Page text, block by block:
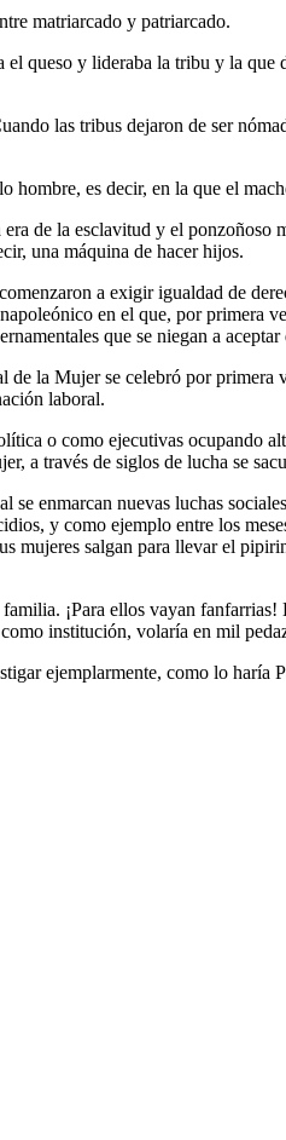
matriarcado y patriarcado.
queso y lideraba la tribu y la
las tribus dejaron de ser
es decir, en la que el
de la esclavitud y el
una máquina de hacer hijos.
a exigir igualdad de
en el que, por primera
que se niegan a
la Mujer se celebró por
laboral.
o como ejecutivas ocupando
a través de siglos de lucha se
enmarcan nuevas luchas
y como ejemplo entre los
mujeres salgan para llevar el
¡Para ellos vayan
institución, volaría en mil
ejemplarmente, como lo haría